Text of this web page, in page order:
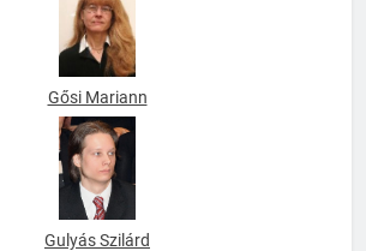
Gősi Mariann
Gulyás Szilárd